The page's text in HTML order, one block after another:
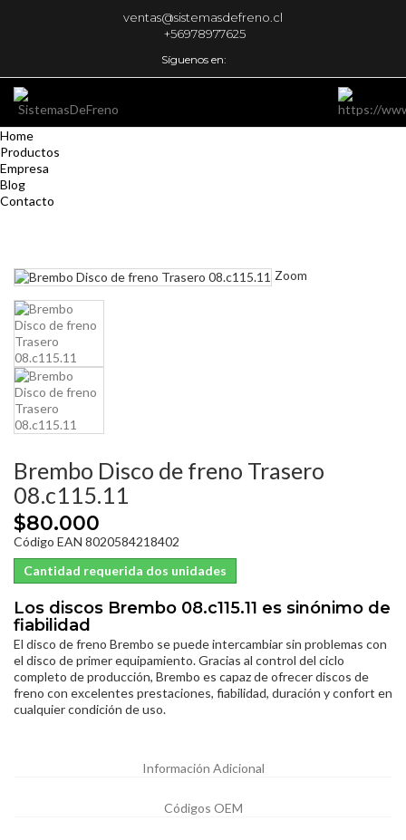
ventas@sistemasdefreno.cl
+56978977625
Síguenos en:
Home
Productos
Empresa
Blog
Contacto
Zoom
Brembo Disco de freno Trasero
08.c115.11
$80.000
Código EAN 8020584218402
Cantidad requerida dos unidades
Los discos Brembo 08.c115.11 es sinónimo de
fiabilidad
El disco de freno Brembo se puede intercambiar sin problemas con
el disco de primer equipamiento. Gracias al control del ciclo
completo de producción, Brembo es capaz de ofrecer discos de
freno con excelentes prestaciones, fiabilidad, duración y confort en
cualquier condición de uso.
Información Adicional
Códigos OEM